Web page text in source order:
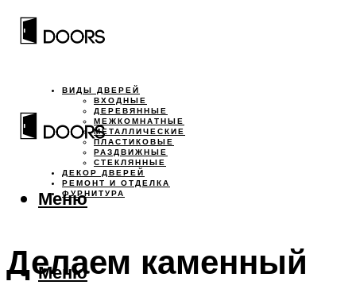
ВИДЫ ДВЕРЕЙ
ВХОДНЫЕ
ДЕРЕВЯННЫЕ
МЕЖКОМНАТНЫЕ
МЕТАЛЛИЧЕСКИЕ
ПЛАСТИКОВЫЕ
РАЗДВИЖНЫЕ
СТЕКЛЯННЫЕ
ДЕКОР ДВЕРЕЙ
РЕМОНТ И ОТДЕЛКА
ФУРНИТУРА
Меню
Меню
Делаем каменный